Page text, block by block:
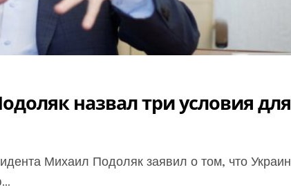
назвал три условия для